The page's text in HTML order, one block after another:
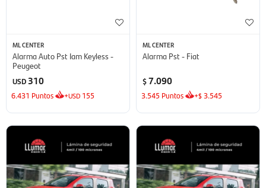
ML CENTER
Alarma Auto Pst Iam Keyless -
Peugeot
USD 310
6.431 Puntos +USD 155
ML CENTER
Alarma Pst - Fiat
$7.090
3.545 Puntos +$ 3.545